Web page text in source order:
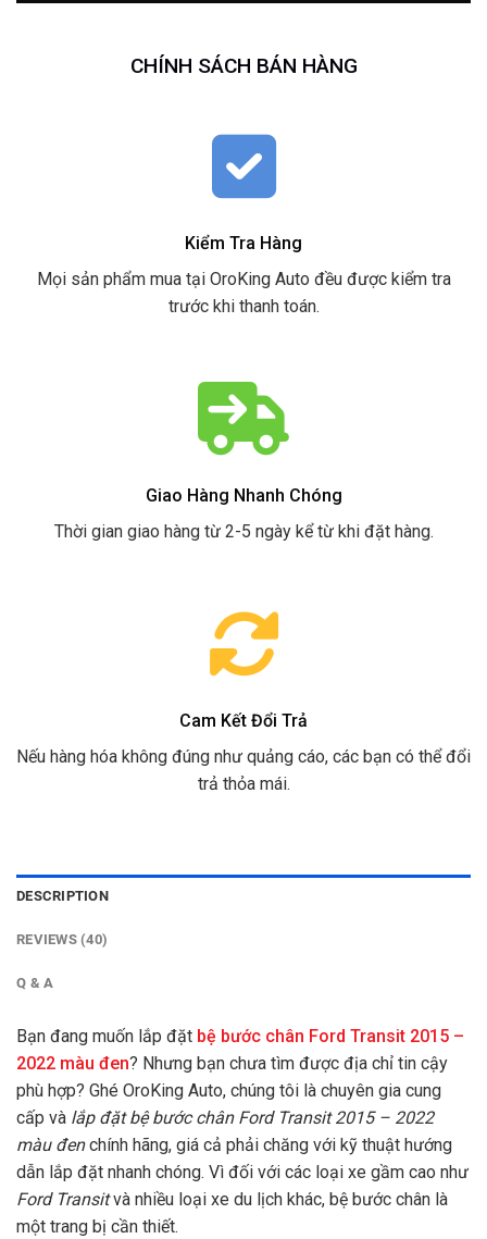
CHÍNH SÁCH BÁN HÀNG
Kiểm Tra Hàng
Mọi sản phẩm mua tại OroKing Auto đều được kiểm tra
trước khi thanh toán.
Giao Hàng Nhanh Chóng
Thời gian giao hàng từ 2-5 ngày kể từ khi đặt hàng.
Cam Kết Đổi Trả
Nếu hàng hóa không đúng như quảng cáo, các bạn có thể đổi
trả thỏa mái.
DESCRIPTION
REVIEWS (40)
Q & A
Bạn đang muốn lắp đặt bệ bước chân Ford Transit 2015 –
2022 màu đen? Nhưng bạn chưa tìm được địa chỉ tin cậy
phù hợp? Ghé OroKing Auto, chúng tôi là chuyên gia cung
cấp và lắp đặt bệ bước chân Ford Transit 2015 – 2022
màu đenchính hãng, giá cả phải chăng với kỹ thuật hướng
dẫn lắp đặt nhanh chóng. Vì đối với các loại xe gầm cao như
Ford Transitvà nhiều loại xe du lịch khác, bệ bước chân là
một trang bị cần thiết.